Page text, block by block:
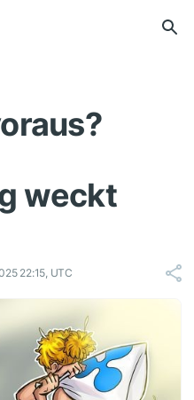
weckt
22:15, UTC